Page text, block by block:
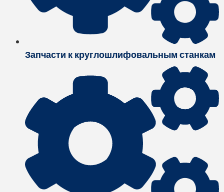
Запчасти к круглошлифовальным станкам